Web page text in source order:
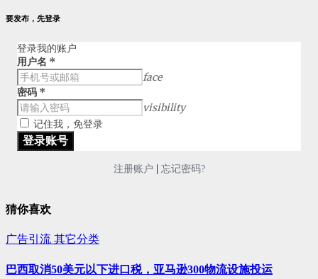
要发布，先登录
登录我的账户
用户名 *
face
密码 *
visibility
记住我，免登录
注册账户 | 忘记密码?
猜你喜欢
广告引流 其它分类
巴西取消50美元以下进口税，亚马逊300物流设施投运